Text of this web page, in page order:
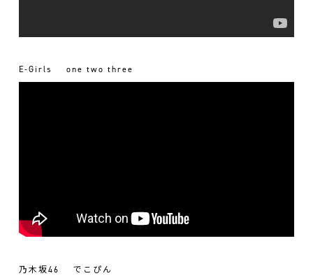
E-Girls one two three
乃木坂46 でこぴん